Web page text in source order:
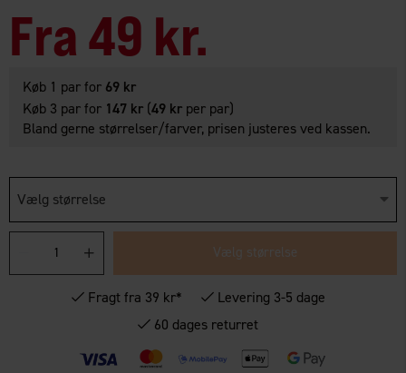
Fra49 kr.
Køb 1 par for 69 kr
Køb 3 par for 147 kr (49 kr per par)
Bland gerne størrelser/farver, prisen justeres ved kassen.
Vælg størrelse
Vælg størrelse
Fragt fra 39 kr*
Levering 3-5 dage
60 dages returret